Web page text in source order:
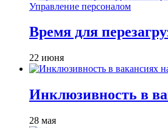
Управление персоналом
Время для
22 июня
Инклюзивность в
28 мая